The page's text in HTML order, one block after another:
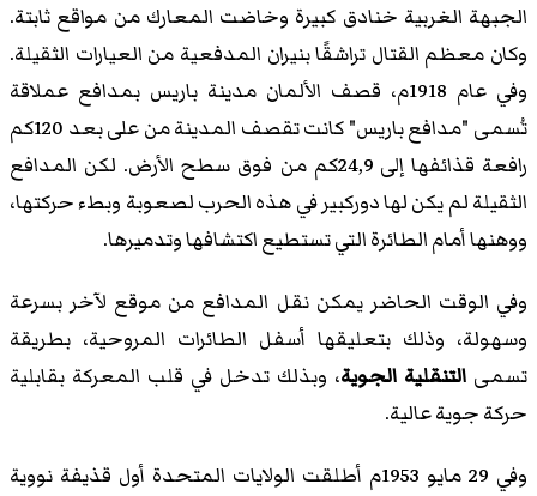
الجبهة الغربية خنادق كبيرة وخاضت المعارك من مواقع ثابتة.
وكان معظم القتال تراشقًا بنيران المدفعية من العيارات الثقيلة.
وفي عام 1918م، قصف الألمان مدينة باريس بمدافع عملاقة
تُسمى "مدافع باريس" كانت تقصف المدينة من على بعد 120كم
رافعة قذائفها إلى 24,9كم من فوق سطح الأرض. لكن المدافع
الثقيلة لم يكن لها دوركبير في هذه الحرب لصعوبة وبطء حركتها،
ووهنها أمام الطائرة التي تستطيع اكتشافها وتدميرها.
وفي الوقت الحاضر يمكن نقل المدافع من موقع لآخر بسرعة
وسهولة، وذلك بتعليقها أسفل الطائرات المروحية، بطريقة
تسمى التنقلية الجوية، وبذلك تدخل في قلب المعركة بقابلية
حركة جوية عالية.
وفي 29 مايو 1953م أطلقت الولايات المتحدة أول قذيفة نووية